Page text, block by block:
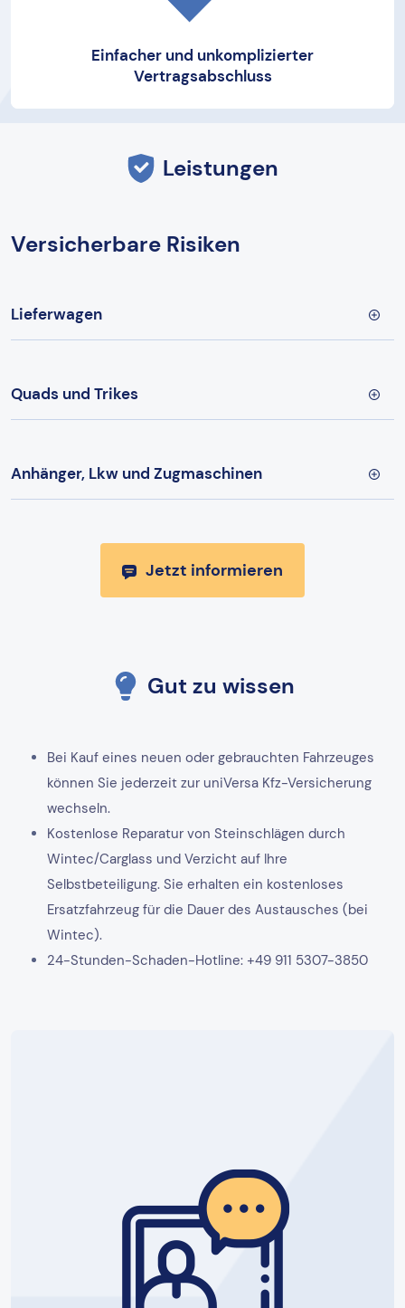
Einfacher und unkomplizierter
Vertragsabschluss
Leistungen
Versicherbare Risiken
Lieferwagen
Quads und Trikes
Anhänger, Lkw und Zugmaschinen
Jetzt informieren
Gut zu wissen
Bei Kauf eines neuen oder gebrauchten Fahrzeuges
können Sie jederzeit zur uniVersa Kfz-Versicherung
wechseln.
Kostenlose Reparatur von Steinschlägen durch
Wintec/Carglass und Verzicht auf Ihre
Selbstbeteiligung. Sie erhalten ein kostenloses
Ersatzfahrzeug für die Dauer des Austausches (bei
Wintec).
24-Stunden-Schaden-Hotline: +49 911 5307-3850